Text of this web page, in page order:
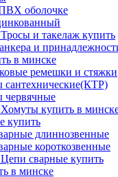
оболочке
и такелаж купить
и
в минске
ремешки и стяжки
сантехнические(КТР)
червячные
Хомуты купить в
купить
длиннозвенные
короткозвенные
Цепи сварные купить
в минске